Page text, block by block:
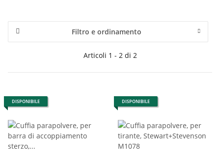
Filtro e ordinamento
Articoli 1 - 2 di 2
DISPONIBILE DISPONIBILE